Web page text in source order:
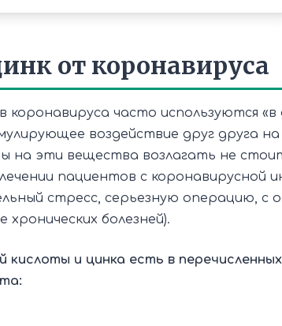
от коронавируса
коронавируса часто используются «в
воздействие друг друга
на эти вещества возлагать не
пациентов с коронавирусной
стресс, серьезную операцию, с
болезней).
кислоты и цинка есть в